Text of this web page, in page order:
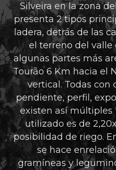
Silveira en la zona
presenta 2 tipos
ladera, detrás de las
el terreno del valle
algunas partes más
Tourão 6 Km hacia el
vertical. Todas con
pendiente, perfil,
existen así múltiples
utilizado es de
posibilidad de riego.
se hace
gramíneas y